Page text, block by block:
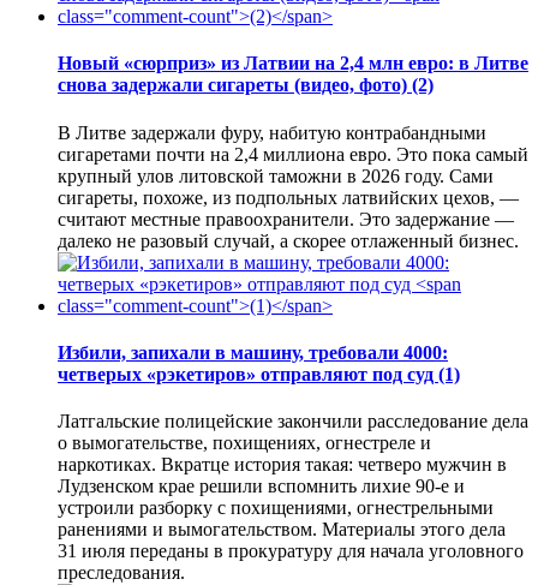
Новый «сюрприз» из Латвии на 2,4 млн евро: в Литве
снова задержали сигареты (видео, фото) (2)
В Литве задержали фуру, набитую контрабандными
сигаретами почти на 2,4 миллиона евро. Это пока самый
крупный улов литовской таможни в 2026 году. Сами
сигареты, похоже, из подпольных латвийских цехов, —
считают местные правоохранители. Это задержание —
далеко не разовый случай, а скорее отлаженный бизнес.
Избили, запихали в машину, требовали 4000:
четверых «рэкетиров» отправляют под суд (1)
Латгальские полицейские закончили расследование дела
о вымогательстве, похищениях, огнестреле и
наркотиках. Вкратце история такая: четверо мужчин в
Лудзенском крае решили вспомнить лихие 90-е и
устроили разборку с похищениями, огнестрельными
ранениями и вымогательством. Материалы этого дела
31 июля переданы в прокуратуру для начала уголовного
преследования.